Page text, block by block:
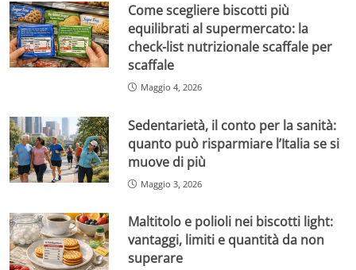
Come scegliere biscotti più
equilibrati al supermercato: la
check-list nutrizionale scaffale per
scaffale
Maggio 4, 2026
Sedentarietà, il conto per la sanità:
quanto può risparmiare l’Italia se si
muove di più
Maggio 3, 2026
Maltitolo e polioli nei biscotti light:
vantaggi, limiti e quantità da non
superare